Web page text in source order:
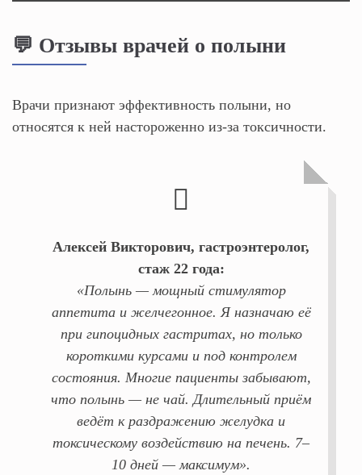
💬 Отзывы врачей о полыни
Врачи признают эффективность полыни, но
относятся к ней настороженно из-за токсичности.
Алексей Викторович, гастроэнтеролог,
стаж 22 года:
«Полынь — мощный стимулятор
аппетита и желчегонное. Я назначаю её
при гипоцидных гастритах, но только
короткими курсами и под контролем
состояния. Многие пациенты забывают,
что полынь — не чай. Длительный приём
ведёт к раздражению желудка и
токсическому воздействию на печень. 7–
10 дней — максимум».